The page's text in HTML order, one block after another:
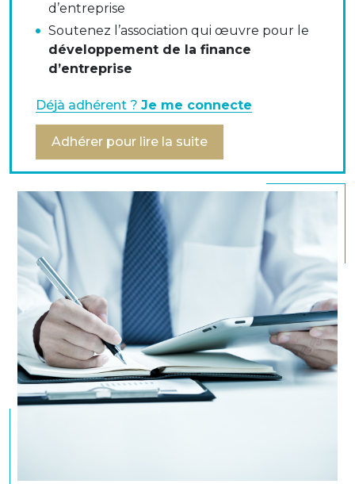
Téléchargez ces deux documents :
Communiqué de presse du Comité de Bâle du 7
Réponse de l'AFTE au Comité de Bâle
d’entreprise
Soutenez l’association qui œuvre pour le
développement de la finance
d’entreprise
Déjà adhérent ? Je me connecte
Adhérer pour lire la suite